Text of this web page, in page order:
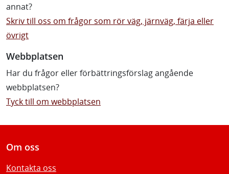
annat?
Skriv till oss om frågor som rör väg, järnväg, färja eller
övrigt
Webbplatsen
Har du frågor eller förbättringsförslag angående
webbplatsen?
Tyck till om webbplatsen
Om oss
Kontakta oss